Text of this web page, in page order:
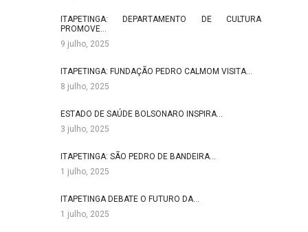
ITAPETINGA: DEPARTAMENTO DE CULTURA
PROMOVE…
9 julho, 2025
ITAPETINGA: FUNDAÇÃO PEDRO CALMOM VISITA…
8 julho, 2025
ESTADO DE SAÚDE BOLSONARO INSPIRA…
3 julho, 2025
ITAPETINGA: SÃO PEDRO DE BANDEIRA…
1 julho, 2025
ITAPETINGA DEBATE O FUTURO DA…
1 julho, 2025